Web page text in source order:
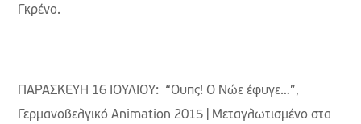
Γκρένο.
ΠΑΡΑΣΚΕΥΗ 16 ΙΟΥΛΙΟΥ: “Ουπς! Ο Νώε έφυγε…”,
Γερμανοβελγικό Animation 2015 | Μεταγλωτισμένο στα